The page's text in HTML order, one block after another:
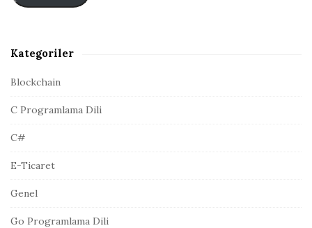
A
r
s
Kategoriler
Blockchain
C Programlama Dili
C#
E-Ticaret
Genel
Go Programlama Dili